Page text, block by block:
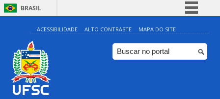
BRASIL
Simplifique!
Comunica BR
Participe
ACESSIBILIDADE ALTO CONTRASTE MAPA DO SITE